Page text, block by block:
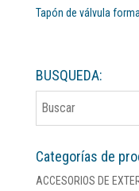
Tapón de válvula
BUSQUEDA:
Categorías de
ACCESORIOS DE